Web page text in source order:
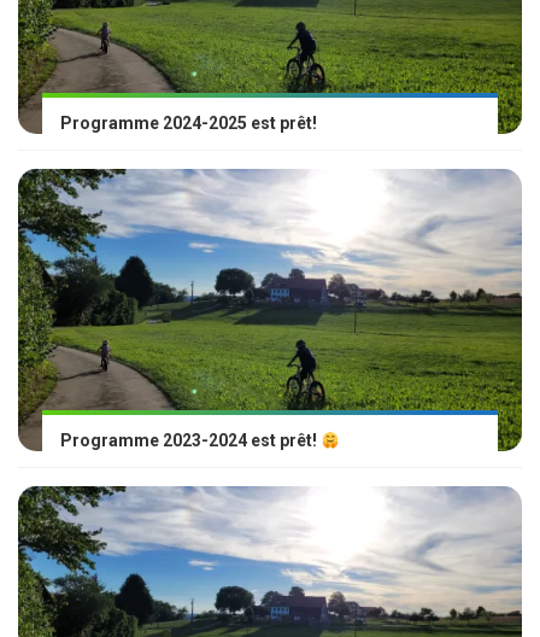
Programme 2024-2025 est prêt!
Programme 2023-2024 est prêt!